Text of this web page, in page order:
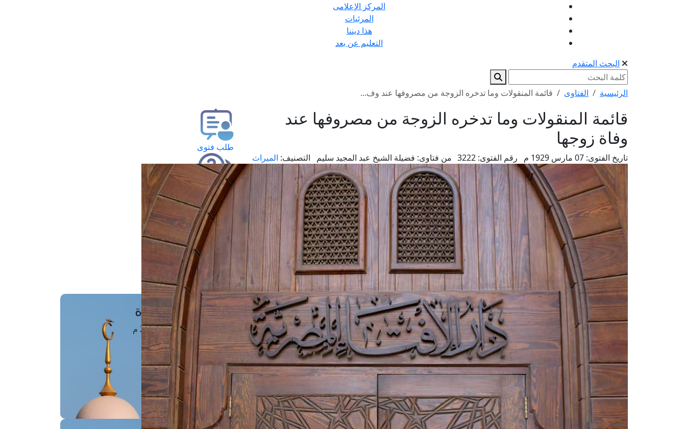
المركز الإعلامى
المرئيات
هذا ديننا
التعليم عن بعد
البحث المتقدم
الرئيسية الفتاوى قائمة المنقولات وما تدخره الزوجة من مصروفها عند وف...
قائمة المنقولات وما تدخره الزوجة من مصروفها عند
وفاة زوجها
تاريخ الفتوى: رقم الفتوى: من فتاوى: فضيلة الشيخ عبد المجيد سليم التصنيف: الميراث
طلب فتوى
استعلام عن فتوى
حجز موعد
الفتوى الهاتفية
مَواقِيتُ الصَّـــلاة
القاهرة · 06 أغسطس 2026 م
الفجر
4 :40
الشروق
6 :17
الظهر
1 : 1
العصر